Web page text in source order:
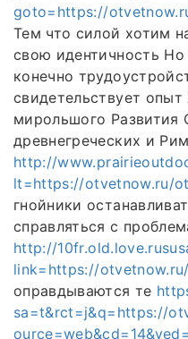
goto=https://
Тем что силой хотим
свою идентичность
конечно
свидетельствует
мирольшого Развития
древнегреческих и
http://
lt=https://otvetnow.ru/
гнойники
справляться с
http://
link=https://
оправдываются те
sa=t&rct=j&q=https://